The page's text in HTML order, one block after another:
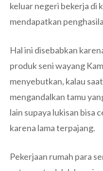
keluar negeri bekerja di
mendapatkan
Hal ini disebabkan
produk seni wayang
menyebutkan, kalau
mengandalkan tamu
lain supaya lukisan bisa
karena lama terpajang.
Pekerjaan rumah para